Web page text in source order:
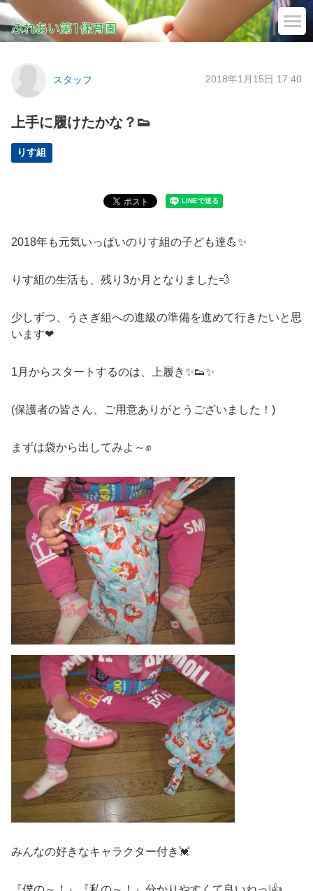
スタッフ 2018年1月15日 17:40
上手に履けたかな？👟
りす組
2018年も元気いっぱいのりす組の子ども達💪✨
りす組の生活も、残り3か月となりました💨
少しずつ、うさぎ組への進級の準備を進めて行きたいと思
います❤
1月からスタートするのは、上履き✨👟✨
(保護者の皆さん、ご用意ありがとうございました！)
まずは袋から出してみよ～✊
みんなの好きなキャラクター付き💓